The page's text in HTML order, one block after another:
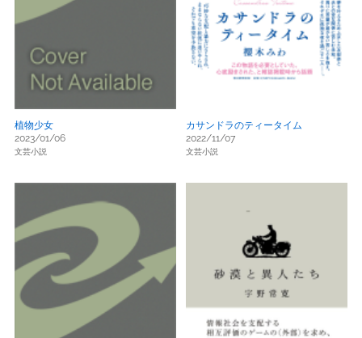
植物少女
2023/01/06
文芸小説
カサンドラのティータイム
2022/11/07
文芸小説